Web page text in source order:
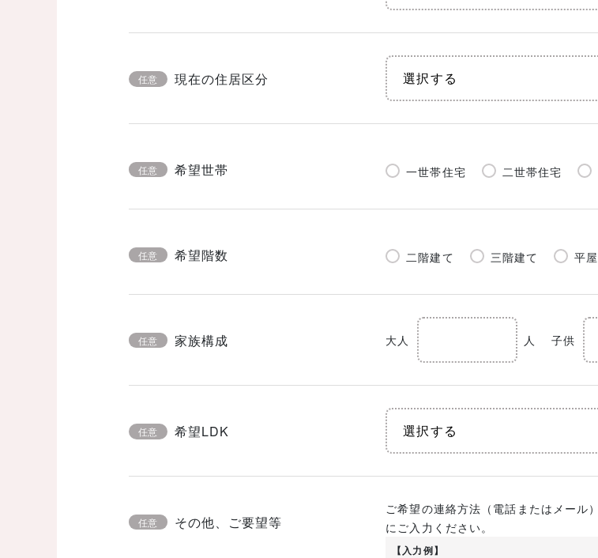
任意 現在の住居区分
任意 希望世帯 一世帯住宅 二世帯住宅
任意 希望階数 二階建て 三階建て 平屋
任意 家族構成 大人 人 子供
任意 希望LDK
任意 その他、ご要望等
ご希望の連絡方法（電話またはメール
にご入力ください。
【入力例】